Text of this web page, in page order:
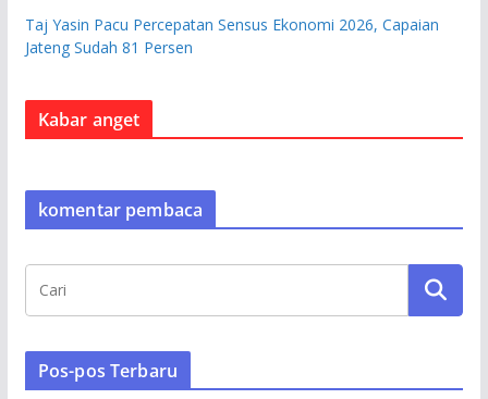
Taj Yasin Pacu Percepatan Sensus Ekonomi 2026, Capaian
Jateng Sudah 81 Persen
Kabar anget
komentar pembaca
Pos-pos Terbaru